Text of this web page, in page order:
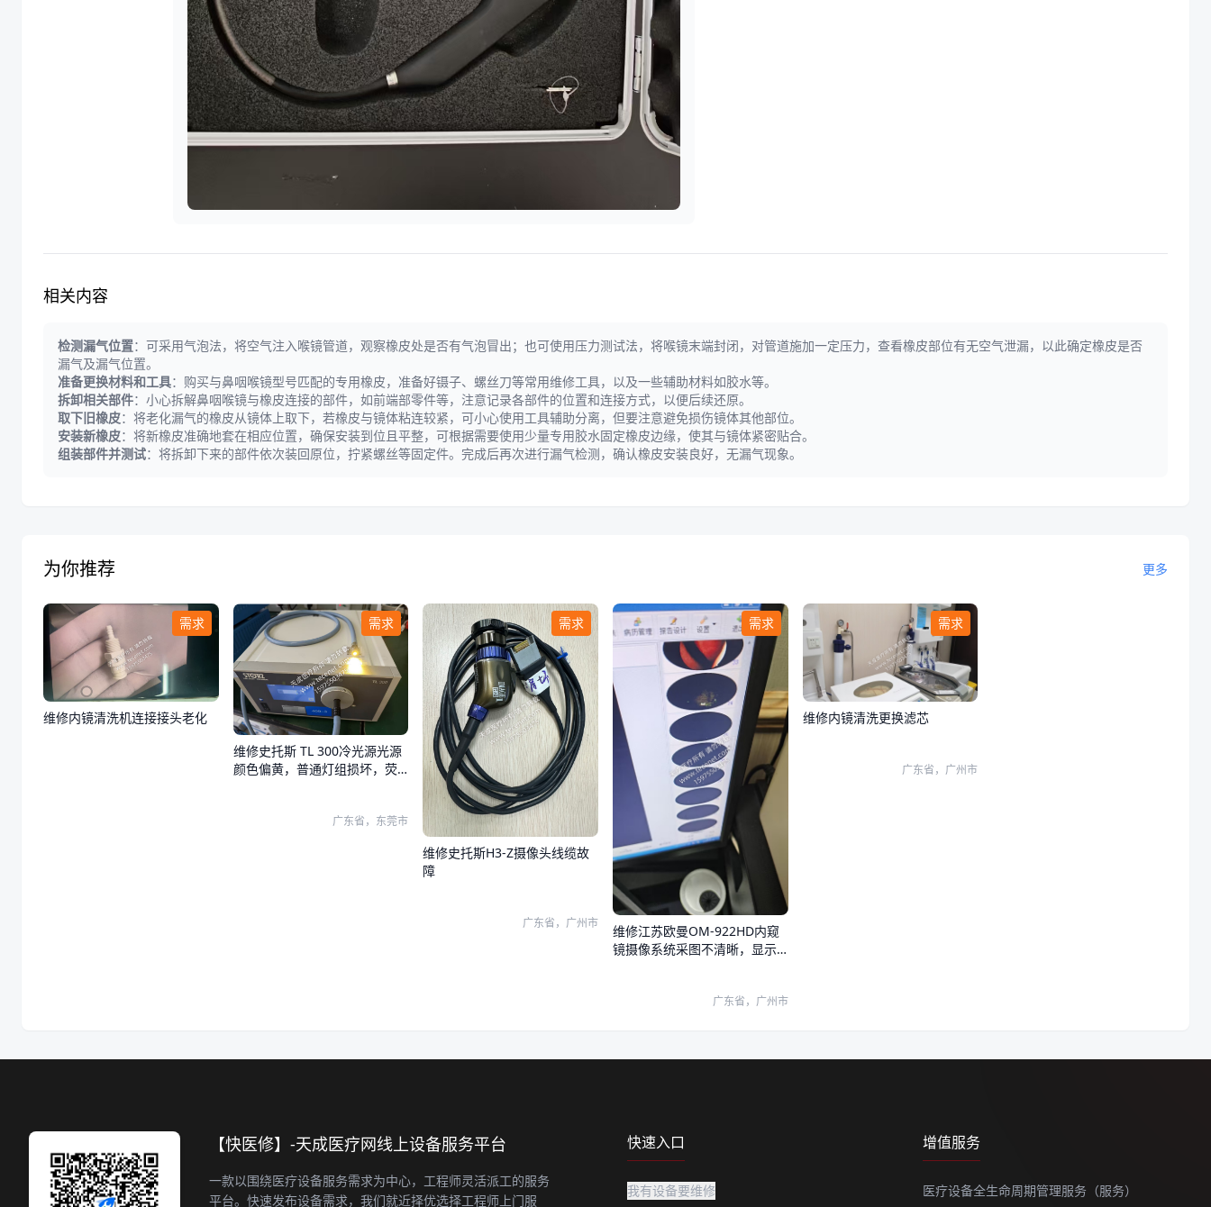
相关内容
检测漏气位置：可采用气泡法，将空气注入喉镜管道，观察橡皮处是否有气泡冒出；也可使用压力测试法，将喉镜末端封闭，对管道施加一定压力，查看橡皮部位有无空气泄漏，以此确定橡皮是否
漏气及漏气位置。
准备更换材料和工具：购买与鼻咽喉镜型号匹配的专用橡皮，准备好镊子、螺丝刀等常用维修工具，以及一些辅助材料如胶水等。
拆卸相关部件：小心拆解鼻咽喉镜与橡皮连接的部件，如前端部零件等，注意记录各部件的位置和连接方式，以便后续还原。
取下旧橡皮：将老化漏气的橡皮从镜体上取下，若橡皮与镜体粘连较紧，可小心使用工具辅助分离，但要注意避免损伤镜体其他部位。
安装新橡皮：将新橡皮准确地套在相应位置，确保安装到位且平整，可根据需要使用少量专用胶水固定橡皮边缘，使其与镜体紧密贴合。
组装部件并测试：将拆卸下来的部件依次装回原位，拧紧螺丝等固定件。完成后再次进行漏气检测，确认橡皮安装良好，无漏气现象。
为你推荐 更多
需求
维修内镜清洗机连接接头老化
需求
维修史托斯 TL 300冷光源光源
颜色偏黄，普通灯组损坏，荧
广东省，东莞市
需求
维修史托斯H3-Z摄像头线缆故
障
广东省，广州市
需求
维修江苏欧曼OM-922HD内窥
镜摄像系统采图不清晰，显示
广东省，广州市
需求
维修内镜清洗更换滤芯
广东省，广州市
【快医修】-天成医疗网线上设备服务平台
一款以围绕医疗设备服务需求为中心，工程师灵活派工的服务
平台。快速发布设备需求，我们就近择优选择工程师上门服
快速入口
我有设备要维修
增值服务
医疗设备全生命周期管理服务（服务）